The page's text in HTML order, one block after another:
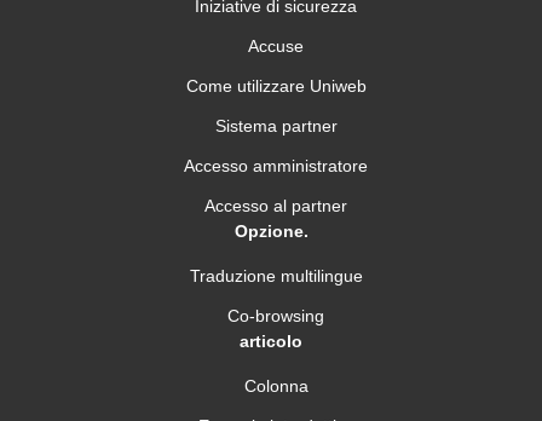
Iniziative di sicurezza
Accuse
Come utilizzare Uniweb
Sistema partner
Accesso amministratore
Accesso al partner
Opzione.
Traduzione multilingue
Co-browsing
articolo
Colonna